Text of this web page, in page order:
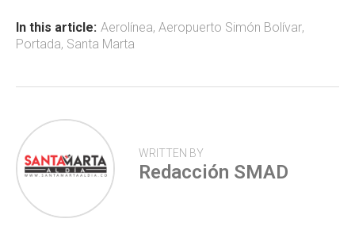
ok p
p
tir
In this article: Aerolínea, Aeropuerto Simón Bolívar,
Portada, Santa Marta
WRITTEN BY
Redacción SMAD